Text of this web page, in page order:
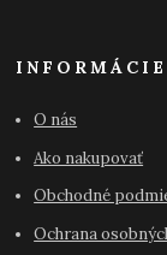
O nás
Ako nakupovať
Obchodné
Ochrana